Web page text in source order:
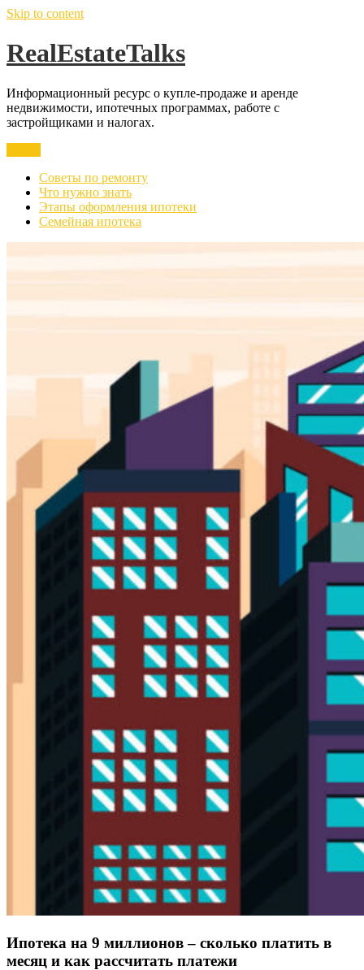
Skip to content
RealEstateTalks
Информационный ресурс о купле-продаже и аренде
недвижимости, ипотечных программах, работе с
застройщиками и налогах.
Советы по ремонту
Что нужно знать
Этапы оформления ипотеки
Семейная ипотека
Ипотека на 9 миллионов – сколько платить в
месяц и как рассчитать платежи